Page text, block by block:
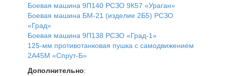
Боевая машина 9П140 РСЗО 9К57 «Ураган»
Боевая машина БM-21 (изделие 2Б5) РСЗО
«Град»
Боевая машина 9П138 РСЗО «Град-1»
125-мм противотанковая пушка с самодвижением
2А45М «Спрут-Б»
Дополнительно: